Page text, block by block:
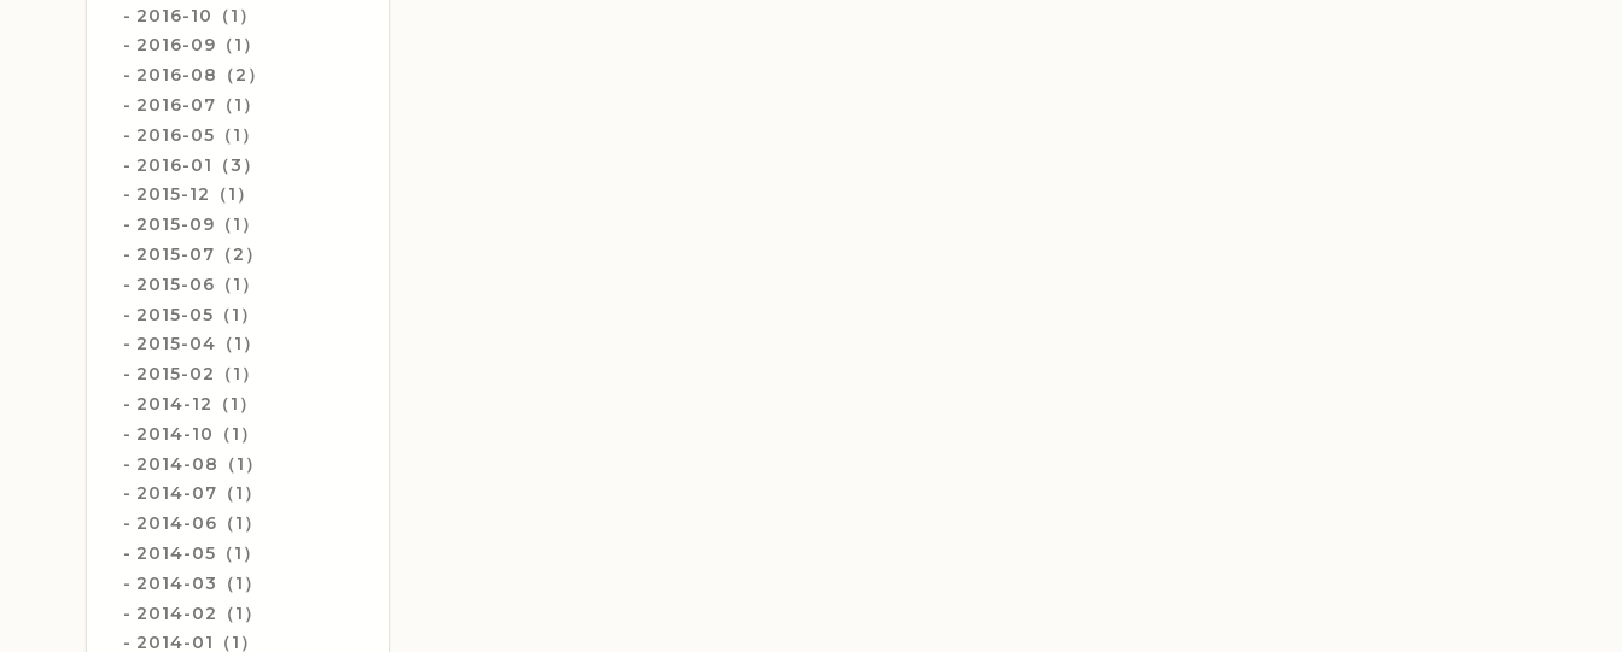
2016-10（1）
2016-09（1）
2016-08（2）
2016-07（1）
2016-05（1）
2016-01（3）
2015-12（1）
2015-09（1）
2015-07（2）
2015-06（1）
2015-05（1）
2015-04（1）
2015-02（1）
2014-12（1）
2014-10（1）
2014-08（1）
2014-07（1）
2014-06（1）
2014-05（1）
2014-03（1）
2014-02（1）
2014-01（1）